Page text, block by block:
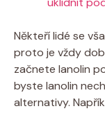
Někteří lidé se
proto je vždy⁣
začnete lanolin
byste lanolin
alternativy.